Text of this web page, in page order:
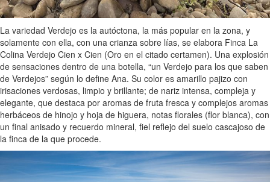
La variedad Verdejo es la autóctona, la más popular en la zona, y
solamente con ella, con una crianza sobre lías, se elabora Finca La
Colina Verdejo Cien x Cien (Oro en el citado certamen). Una explosión
de sensaciones dentro de una botella, “un Verdejo para los que saben
de Verdejos” según lo define Ana. Su color es amarillo pajizo con
irisaciones verdosas, limpio y brillante; de nariz intensa, compleja y
elegante, que destaca por aromas de fruta fresca y complejos aromas
herbáceos de hinojo y hoja de higuera, notas florales (flor blanca), con
un final anisado y recuerdo mineral, fiel reflejo del suelo cascajoso de
la finca de la que procede.